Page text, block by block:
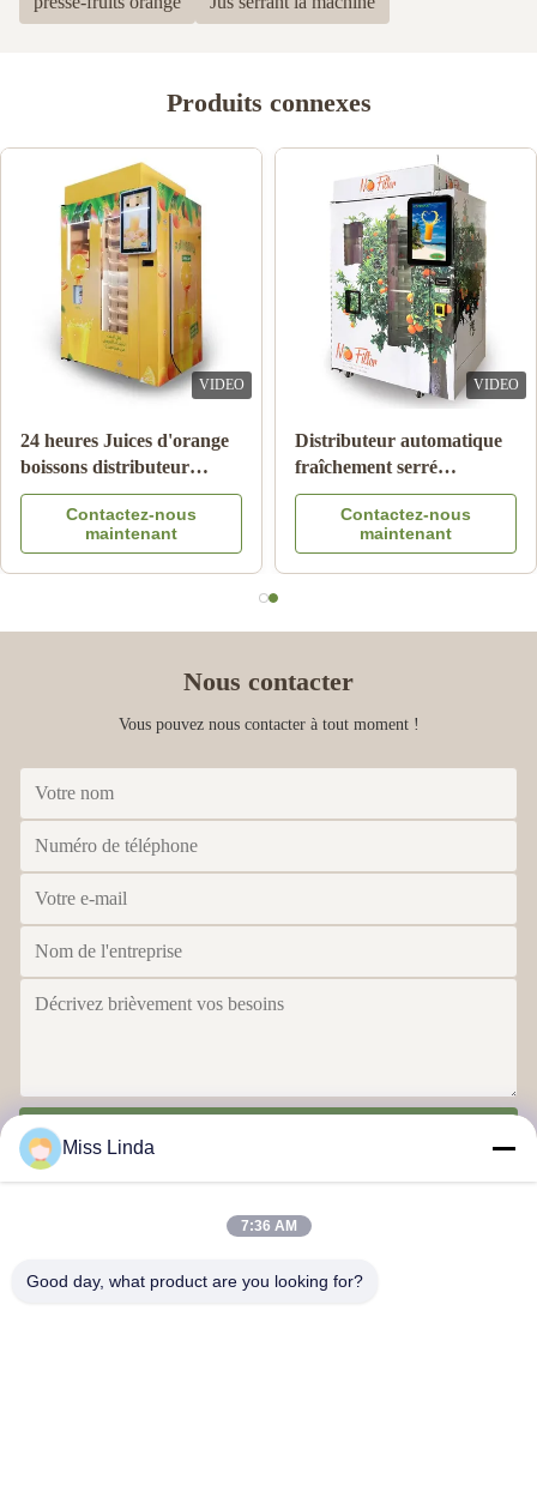
Produits connexes
VIDEO
Macédoine de fruits de
double de réservoir de
glace de neige fondue de
machine de boissons lait
surgelé de boisson
Contactez-nous
maintenant
VIDEO
Système orange de Juice
Vending Machine With
Cooling de paiement de
Contactez-nous
maintenant
Nous contacter
Vous pouvez nous contacter à tout moment !
Miss Linda
7:36 AM
Good day, what product are you looking for?